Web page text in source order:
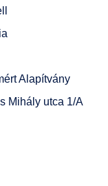
Tájékoztató
Alapítvány
Mihály utca 1/A